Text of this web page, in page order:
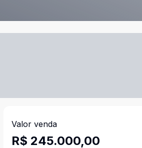
Valor venda
R$ 245.000,00